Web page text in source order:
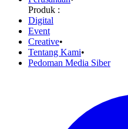
Produk :
Digital
Event
Creative•
Tentang Kami•
Pedoman Media Siber